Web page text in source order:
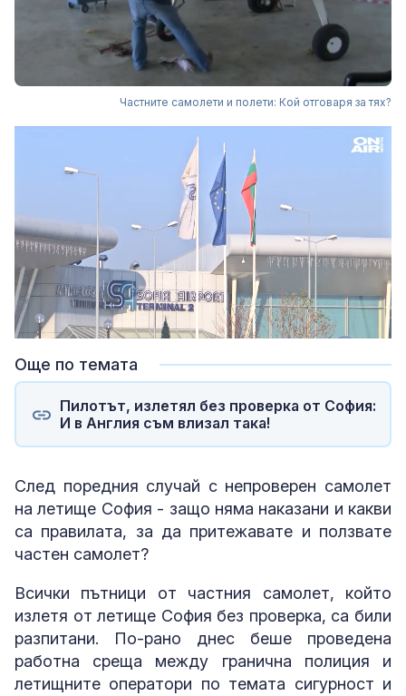
Частните самолети и полети: Кой отговаря за тях?
Unmute Loaded:
36.01%
Още по темата
Пилотът, излетял без проверка от София:
И в Англия съм влизал така!
След поредния случай с непроверен самолет
на летище София - защо няма наказани и какви
са правилата, за да притежавате и ползвате
частен самолет?
Всички пътници от частния самолет, който
излетя от летище София без проверка, са били
разпитани. По-рано днес беше проведена
работна среща между гранична полиция и
летищните оператори по темата сигурност и